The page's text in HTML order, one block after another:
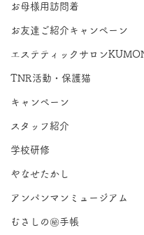
お母様用訪問着
お友達ご紹介キャンペーン
エステティックサロン
TNR活動・保護猫
キャンペーン
スタッフ紹介
学校研修
やなせたかし
アンパンマンミュージアム
むさしの㊙手帳